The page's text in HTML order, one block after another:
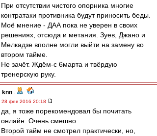
При отсутствии чистого опорника многие
контратаки противника будут приносить беды.
Моё мнение - ДАА пока не уверен в своих
решениях, отсюда и метания. Зуев, Джано и
Мелкадзе вполне могли выйти на замену во
втором тайме.
Не зачёт. Ждём-с 6марта и твёрдую
тренерскую руку.
knn -
28 фев 2016 20:18
да, я тоже порекомендовал бы почитать
онлайн. Очень смешно.
Второй тайм не смотрел практически, но,